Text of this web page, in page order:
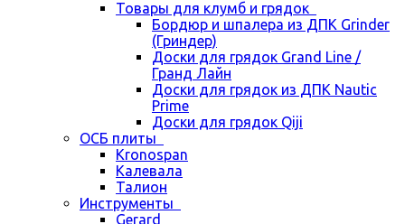
Товары для клумб и грядок
Бордюр и шпалера из ДПК Grinder
(Гриндер)
Доски для грядок Grand Line /
Гранд Лайн
Доски для грядок из ДПК Nautic
Prime
Доски для грядок Qiji
ОСБ плиты
Kronospan
Калевала
Талион
Инструменты
Gerard